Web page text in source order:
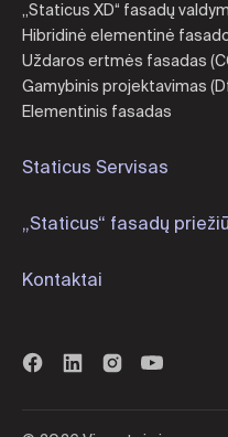
„Staticus XD“ fasadų
Hibridinė elementinė
Uždaros ertmės fasadas
Gamybinis projektavimas
Elementinis fasadas
Staticus Servisas
„Staticus“ fasadų
Kontaktai